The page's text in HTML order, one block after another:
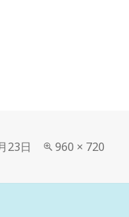
23日
フ
サ
960 × 720